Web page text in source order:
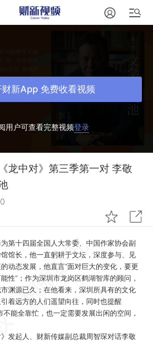
用户可查看完整视频登录
财新App 免费收看视频
龙中对》第三季第一对 李敬
第十四届全国人大常委、中国作家协会副
馆长，他一直躬耕于文坛，深度参与、见
动态发展，他直言“面对巨大的变化，要更
性”；作为深圳市龙岗区鹤湖智库的顾问，
渊源已久；在他看来，深圳所具有的文化
着远方的人们遥望向往，同时也提醒
不能全靠忙，也一定需要发展出闲的空间，
发起人、财新传媒副总裁周智琛对话李敬